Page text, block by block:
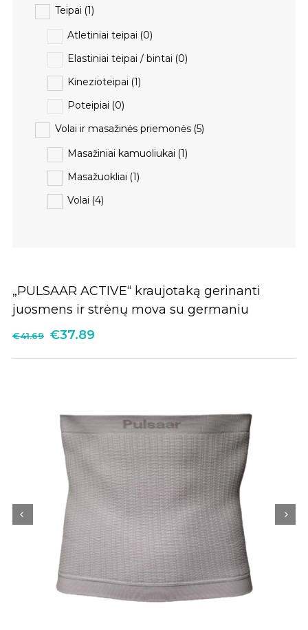
„PULSAAR ACTIVE“ kraujotaką gerinanti
juosmens ir strėnų mova su germaniu
€41.69 €37.89
 
Teipai (1)
Atletiniai teipai (0)
Elastiniai teipai / bintai (0)
Kinezioteipai (1)
Poteipiai (0)
Volai ir masažinės priemonės (5)
Masažiniai kamuoliukai (1)
Masažuokliai (1)
Volai (4)